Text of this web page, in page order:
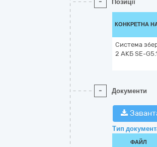
- Позиції
КОНКРЕТНА
Система
2 АКБ SE-
- Документи
Тип
ФАЙЛ